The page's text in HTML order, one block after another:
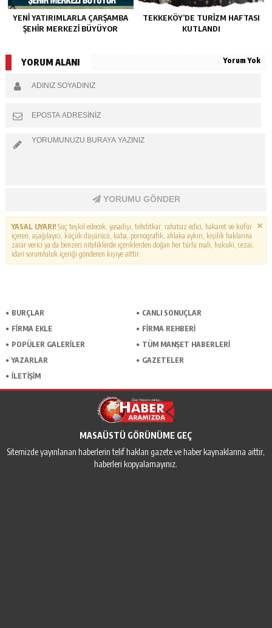
YENI YATIRIMLARLA ÇARŞAMBA
ŞEHIR MERKEZI BÜYÜYOR
TEKKEKÖY’DE TURIZM HAFTASI
KUTLANDI
YORUM ALANI Yorum Yok
YORUMU GÖNDER
YASAL UYARI!Suç teşkil edecek, yasadışı, tehditkar, rahatsız edici, hakaret ve küfür
içeren, aşağılayıcı, küçük düşürücü, kaba, pornografik, ahlaka aykırı, kişilik haklarına
zarar verici ya da benzeri niteliklerde içeriklerden doğan her türlü mali, hukuki, cezai,
idari sorumluluk içeriği gönderen kişiye aittir.
BURÇLAR
CANLI SONUÇLAR
FİRMA EKLE
FİRMA REHBERİ
POPÜLER GALERİLER
TÜM MANŞET HABERLERİ
YAZARLAR
GAZETELER
İLETİŞİM
MASAÜSTÜ GÖRÜNÜME GEÇ
Sitemizde yayınlanan haberlerin telif hakları gazete ve haber kaynaklarına aittir,
haberleri kopyalamayınız.